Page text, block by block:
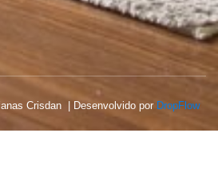
Crisdan | Desenvolvido por DropFlow